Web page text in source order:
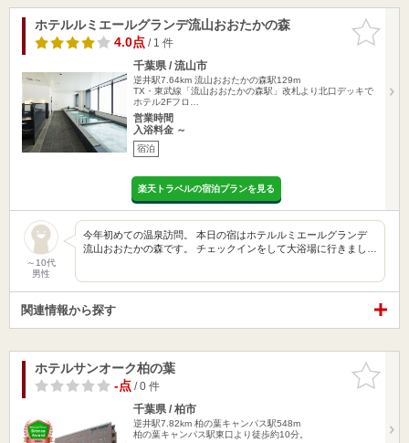
お気に入
りに追加
ホテルルミエールグランデ流山おおたかの森
4.0点/ 1 件
千葉県 / 流山市
逆井駅7.64km 流山おおたかの森駅129m
TX・東武線「流山おおたかの森駅」改札より北口デッキで
ホテル2Fフロ…
営業時間
入浴料金 ～
宿泊
楽天トラベルの宿泊プランを見る
～10代
男性
今年初めての温泉訪問。 本日の宿はホテルルミエールグランデ
流山おおたかの森です。 チェックインをして大浴場に行きまし…
関連情報から探す
お気に入
りに追加
ホテルサンオーク柏の葉
-点/ 0 件
千葉県 / 柏市
逆井駅7.82km 柏の葉キャンパス駅548m
柏の葉キャンパス駅東口より徒歩約10分。